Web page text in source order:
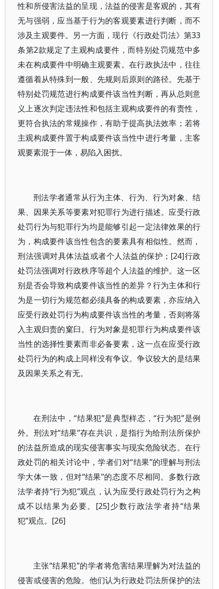
性和所侵害法益的呈现，法益的侵害是客观的，其有
无与强弱，应当基于行为的客观要素进行判断，而不
涉及主观要件。另一方面，现行《行政处罚法》第33
条第2款规定了主观构成要件，而特别处罚规范中多
未在构成要件中明确主观要素。在行政执法中，往往
遵循着从特殊到一般、先规则后原则的路径。先基于
特别处罚规范进行构成要件该当性判断，再从总则意
义上逐次判定违法性和包括主观构成要件的有责性，
更符合执法的常规操作，有助于提高执法效率；若将
主观构成要件置于构成要件该当性中进行考量，主客
观要素混于一体，易陷入困扰。
刑法学者通常从行为主体、行为、行为对象、结
果、因果关系等要素对犯罪行为进行描述。应受行政
处罚行为与犯罪行为均是能够引起一定法律效果的行
为，构成要件该当性包含的要素具有相似性。然而，
刑法强调对具体法益或者个人法益的保护；[24]行政
处罚法强调对行政秩序等超个人法益的维护。这一区
别是否会导致构成要件该当性的差异？行为主体和行
为是一切行为规范都必须具备的构成要素，亦应纳入
应受行政处罚行为构成要件该当性的考量，否则将落
入主观归责的窠臼。行为对象是犯罪行为构成要件该
当性的选择性要素而非必备要素，这一点在应受行政
处罚行为的构成上同样没有争议。争议较大的是结果
及因果关系之有无。
在刑法中，“结果犯”是典型样态，“行为犯”是例
外。刑法对“结果”存在共识，是指行为给刑法所保护
的法益所造成的现实侵害事实与现实危险状态。在行
政处罚的相关讨论中，学者们对“结果”的理解与刑法
学大体一致，但对“结果”的态度不尽相同。多数行政
法学者持“行为犯”观点，认为应受行政处罚行为之构
成不以结果为必要。[25]少数行政法学者持“结果
犯”观点。[26]
主张“结果犯”的学者将危害结果理解为对法益的
侵害或侵害的危险。他们认为行政处罚法所保护的法